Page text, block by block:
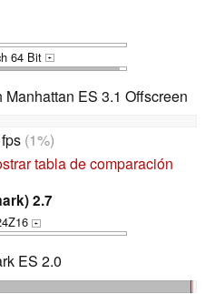
64 Bit +
Manhattan ES 3.1 Offscreen
(1%)
tabla de comparación
2.7
+
ES 2.0